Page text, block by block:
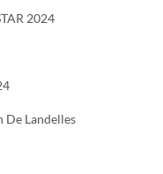
2024
Landelles